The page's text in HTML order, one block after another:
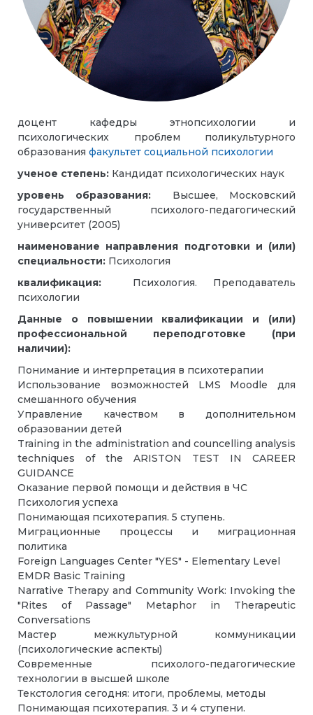
доцент кафедры этнопсихологии и
психологических проблем поликультурного
образования факультет социальной психологии
ученое степень: Кандидат психологических наук
уровень образования:
Высшее, Московский
государственный психолого-педагогический
университет (2005)
наименование направления подготовки и (или)
специальности: Психология
квалификация:
Психология. Преподаватель
психологии
Данные о повышении квалификации и (или)
профессиональной переподготовке (при
наличии):
Понимание и интерпретация в психотерапии
Использование возможностей LMS Moodle для
смешанного обучения
Управление качеством в дополнительном
образовании детей
Training in the administration and councelling analysis
techniques of the ARISTON TEST IN CAREER
GUIDANCE
Оказание первой помощи и действия в ЧС
Психология успеха
Понимающая психотерапия. 5 ступень.
Миграционные процессы и миграционная
политика
Foreign Languages Center "YES" - Elementary Level
EMDR Basic Training
Narrative Therapy and Community Work: Invoking the
"Rites of Passage" Metaphor in Therapeutic
Conversations
Мастер межкультурной коммуникации
(психологические аспекты)
Современные психолого-педагогические
технологии в высшей школе
Текстология сегодня: итоги, проблемы, методы
Понимающая психотерапия. 3 и 4 ступени.